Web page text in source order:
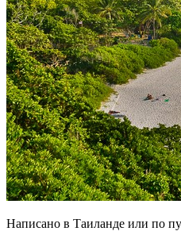
Написано в Таиланде или по